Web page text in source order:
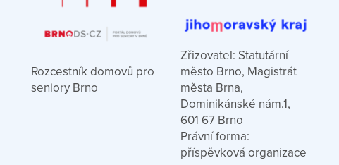
Rozcestník domovů pro
seniory Brno
Zřizovatel: Statutární
město Brno, Magistrát
města Brna,
Dominikánské nám.1,
601 67 Brno
Právní forma:
příspěvková organizace